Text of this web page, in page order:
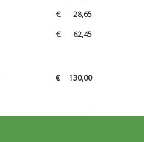
€ 28,65
€ 62,45
€ 130,00